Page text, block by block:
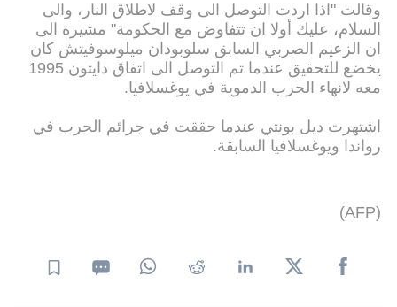
وقالت "اذا اردت التوصل الى وقف لاطلاق النار، والى
السلام، عليك أولا ان تتفاوض مع الحكومة" مشيرة الى
ان الزعيم الصربي السابق سلوبودان ميلوسوفيتش كان
يخضع للتحقيق عندما تم التوصل الى اتفاق دايتون 1995
معه لانهاء الحرب الدموية في يوغسلافيا.
اشتهرت ديل بونتي عندما حققت في جرائم الحرب في
رواندا ويوغسلافيا السابقة.
(AFP)